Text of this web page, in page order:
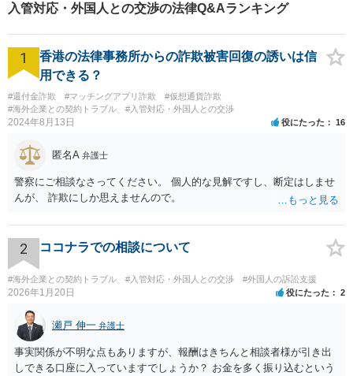
入管対応・外国人との交渉の法律Q&Aランキング
1
香港の法律事務所からの詐欺被害回復の誘いは信
用できる？
#還付金詐欺 #マッチングアプリ詐欺
#仮想通貨詐欺
#海外企業との契約トラブル
#入管対応・外国人との交渉
2024年8月13日 役にたった 16
匿名A 弁護士
警察にご相談なさってください。 個人的な見解ですし、断定はしませ
んが、 詐欺にしか思えませんので。
2 ココナラでの相談について
#海外企業との契約トラブル #入管対応・外国人との交渉 #外国人の訴訟支援
2026年1月20日 役にたった 2
瀬戸 伸一 弁護士
事実関係が不明な点もありますが、報酬はきちんと相談者様が引き出
しできる口座に入っていますでしょうか？ お金を多く振り込むという